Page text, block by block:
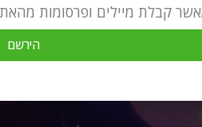
קבלת מיילים ופרסומות
הירשם